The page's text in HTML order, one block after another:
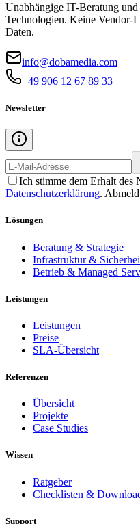
Unabhängige IT-Beratung
Technologien. Keine Vendor-
Daten.
info@dobamedia.com
+49 906 12 67 89 33
Newsletter
Ich stimme dem Erhalt des
Datenschutzerklärung.
Lösungen
Beratung & Strategie
Infrastruktur &
Betrieb & Managed
Leistungen
Leistungen
Preise
SLA-Übersicht
Referenzen
Übersicht
Projekte
Case Studies
Wissen
Ratgeber
Checklisten &
Support